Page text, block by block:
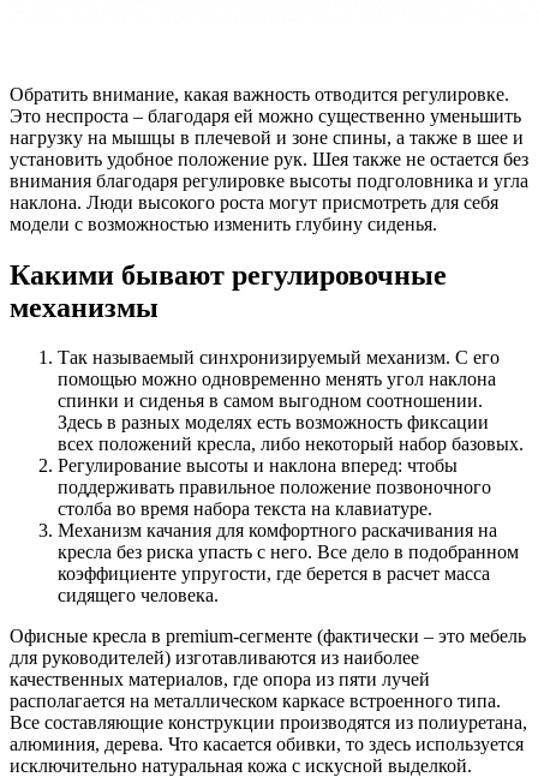
Обратить внимание, какая важность отводится регулировке.
Это неспроста – благодаря ей можно существенно уменьшить
нагрузку на мышцы в плечевой и зоне спины, а также в шее и
установить удобное положение рук. Шея также не остается без
внимания благодаря регулировке высоты подголовника и угла
наклона. Люди высокого роста могут присмотреть для себя
модели с возможностью изменить глубину сиденья.
Какими бывают регулировочные
механизмы
Так называемый синхронизируемый механизм. С его
помощью можно одновременно менять угол наклона
спинки и сиденья в самом выгодном соотношении.
Здесь в разных моделях есть возможность фиксации
всех положений кресла, либо некоторый набор базовых.
Регулирование высоты и наклона вперед: чтобы
поддерживать правильное положение позвоночного
столба во время набора текста на клавиатуре.
Механизм качания для комфортного раскачивания на
кресла без риска упасть с него. Все дело в подобранном
коэффициенте упругости, где берется в расчет масса
сидящего человека.
Офисные кресла в premium-сегменте (фактически – это мебель
для руководителей) изготавливаются из наиболее
качественных материалов, где опора из пяти лучей
располагается на металлическом каркасе встроенного типа.
Все составляющие конструкции производятся из полиуретана,
алюминия, дерева. Что касается обивки, то здесь используется
исключительно натуральная кожа с искусной выделкой.